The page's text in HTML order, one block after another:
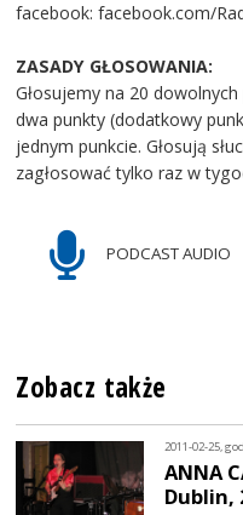
facebook: facebook.com/
ZASADY GŁOSOWANIA:
Głosujemy na 20
dwa punkty (dodatkowy
jednym punkcie. Głosują
zagłosować tylko raz w
PODCAST AUDIO
Zobacz także
2011-02-25,
ANNA
Dublin,